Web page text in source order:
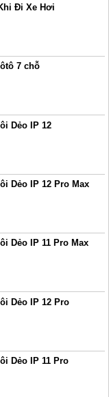
Đi Xe Hơi
7 chỗ
Dẻo IP 12
Dẻo IP 12 Pro Max
Dẻo IP 11 Pro Max
Dẻo IP 12 Pro
Dẻo IP 11 Pro